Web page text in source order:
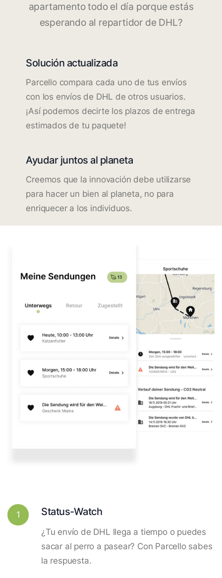
apartamento todo el día porque estás
esperando al repartidor de DHL?
Solución actualizada
Parcello compara cada uno de tus envíos
con los envíos de DHL de otros usuarios.
¡Así podemos decirte los plazos de entrega
estimados de tu paquete!
Ayudar juntos al planeta
Creemos que la innovación debe utilizarse
para hacer un bien al planeta, no para
enriquecer a los individuos.
1 Status-Watch
¿Tu envío de DHL llega a tiempo o puedes
sacar al perro a pasear? Con Parcello sabes
la respuesta.